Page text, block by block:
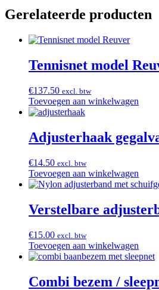
Gerelateerde producten
Tennisnet model
€137.50 excl. btw
Toevoegen aan winkelwagen
Adjusterhaak
€14.50 excl. btw
Toevoegen aan winkelwagen
Verstelbare
€15.00 excl. btw
Toevoegen aan winkelwagen
Combi bezem /